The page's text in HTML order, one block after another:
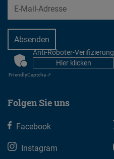
EMail
CAPTCHAAnti-Roboter-Verifizierung
Hier klicken
FriendlyCaptcha ⇗
Folgen Sie uns
Facebook
Instagram